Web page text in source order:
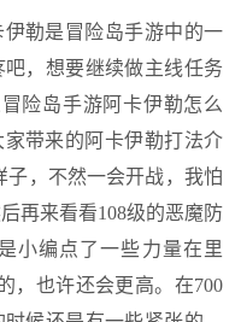
勒是冒险岛手游中的一
，想要继续做主线任务
险岛手游阿卡伊勒怎么
带来的阿卡伊勒打法介
子，不然一会开战，我怕
再来看看108级的恶魔防
小编点了一些力量在里
，也许还会更高。在700